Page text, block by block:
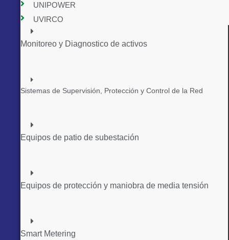
UNIPOWER
UVIRCO
Monitoreo y Diagnostico de activos
Sistemas de Supervisión, Protección y Control de la Red
Equipos de patio de subestación
Equipos de protección y maniobra de media tensión
Smart Metering